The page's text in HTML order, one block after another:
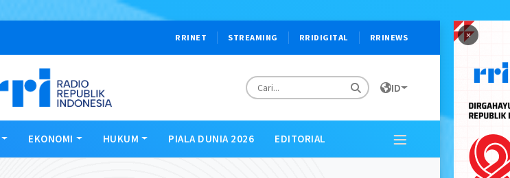
×
RRINET STREAMING RRIDIGITAL RRINEWS
ID
EKONOMI HUKUM PIALA DUNIA 2026 EDITORIAL